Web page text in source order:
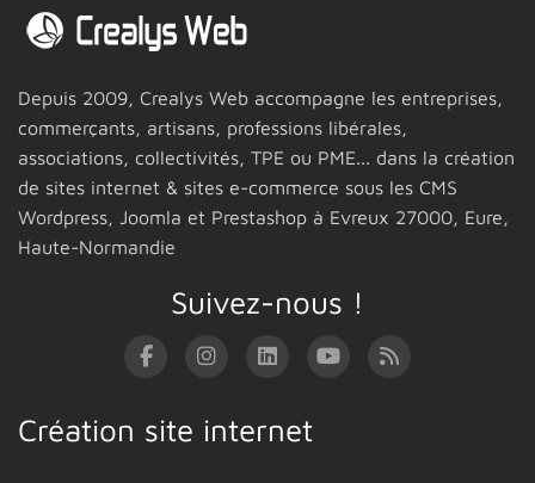
Depuis 2009, Crealys Web accompagne les entreprises,
commerçants, artisans, professions libérales,
associations, collectivités, TPE ou PME... dans la création
de sites internet & sites e-commerce sous les CMS
Wordpress, Joomla et Prestashop à Evreux 27000, Eure,
Haute-Normandie
Suivez-nous !
Création site internet